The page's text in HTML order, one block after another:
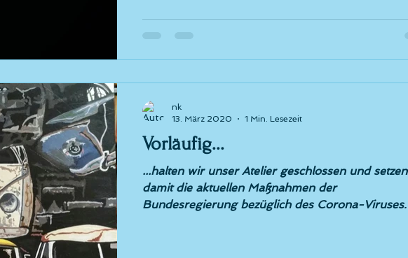
Vorläufig...
...halten wir unser Atelier geschlossen und setzen
damit die aktuellen Maßnahmen der
Bundesregierung bezüglich des Corona-Viruses
nk
13. März 2020
1 Min. Lesezeit